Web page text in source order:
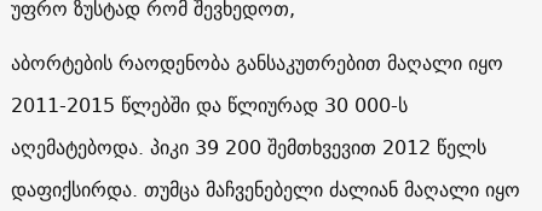
უფრო ზუსტად რომ შევხედოთ,
აბორტების რაოდენობა განსაკუთრებით მაღალი იყო
2011-2015 წლებში და წლიურად 30 000-ს
აღემატებოდა. პიკი 39 200 შემთხვევით 2012 წელს
დაფიქსირდა. თუმცა მაჩვენებელი ძალიან მაღალი იყო